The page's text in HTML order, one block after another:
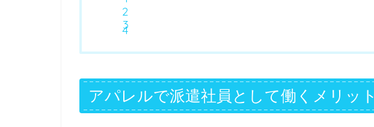
アパレルで派遣社員として働くメリット